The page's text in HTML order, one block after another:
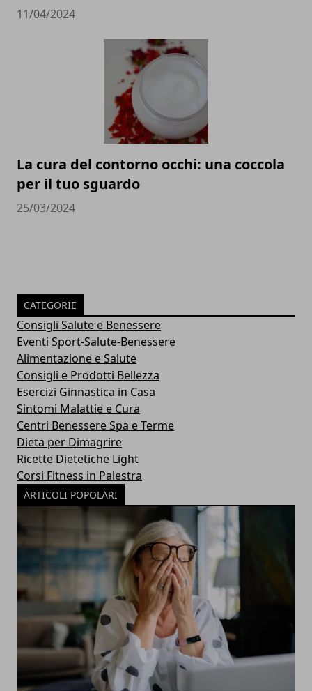
11/04/2024
La cura del contorno occhi: una coccola
per il tuo sguardo
25/03/2024
CATEGORIE
Consigli Salute e Benessere
Eventi Sport-Salute-Benessere
Alimentazione e Salute
Consigli e Prodotti Bellezza
Esercizi Ginnastica in Casa
Sintomi Malattie e Cura
Centri Benessere Spa e Terme
Dieta per Dimagrire
Ricette Dietetiche Light
Corsi Fitness in Palestra
ARTICOLI POPOLARI